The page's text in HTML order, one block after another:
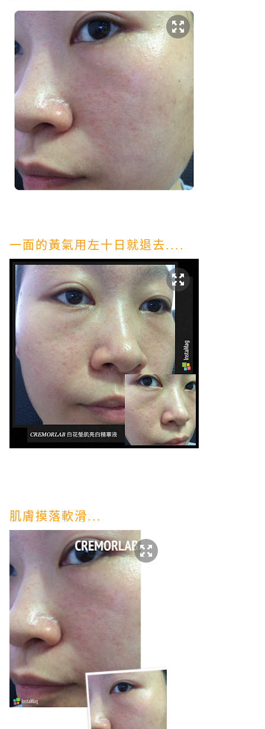
一面的黃氣用左十日就退去....
肌膚摸落軟滑...